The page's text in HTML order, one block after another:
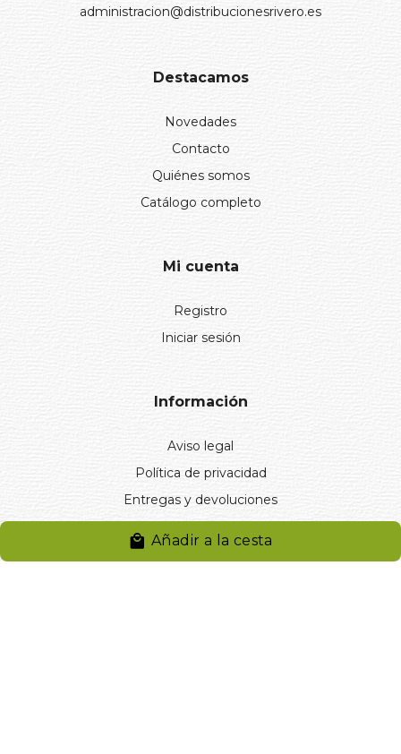
Añadir a la cesta
administracion@distribucionesrivero.es
Destacamos
Novedades
Contacto
Quiénes somos
Catálogo completo
Mi cuenta
Registro
Iniciar sesión
Información
Aviso legal
Política de privacidad
Entregas y devoluciones
Desistimiento
Desistimiento de compra